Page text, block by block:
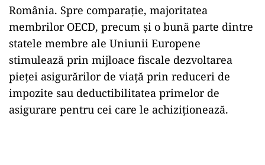
România. Spre comparație, majoritatea
membrilor OECD, precum şi o bună parte dintre
statele membre ale Uniunii Europene
stimulează prin mijloace fiscale dezvoltarea
pieţei asigurărilor de viaţă prin reduceri de
impozite sau deductibilitatea primelor de
asigurare pentru cei care le achiziţionează.